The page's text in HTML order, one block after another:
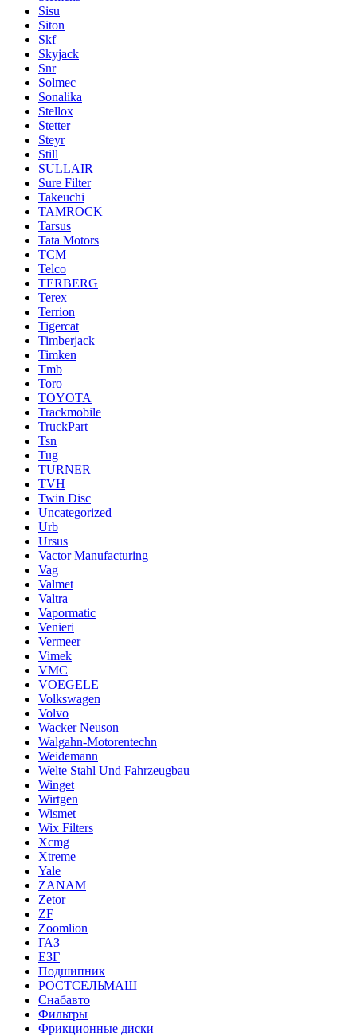
Sisu
Siton
Skf
Skyjack
Snr
Solmec
Sonalika
Stellox
Stetter
Steyr
Still
SULLAIR
Sure Filter
Takeuchi
TAMROCK
Tarsus
Tata Motors
TCM
Telco
TERBERG
Terex
Terrion
Tigercat
Timberjack
Timken
Tmb
Toro
TOYOTA
Trackmobile
TruckPart
Tsn
Tug
TURNER
TVH
Twin Disc
Uncategorized
Urb
Ursus
Vactor Manufacturing
Vag
Valmet
Valtra
Vapormatic
Venieri
Vermeer
Vimek
VMC
VOEGELE
Volkswagen
Volvo
Wacker Neuson
Walgahn-Motorentechn
Weidemann
Welte Stahl Und Fahrzeugbau
Winget
Wirtgen
Wismet
Wix Filters
Xcmg
Xtreme
Yale
ZANAM
Zetor
ZF
Zoomlion
ГАЗ
ЕЗГ
Подшипник
РОСТСЕЛЬМАШ
Снабавто
Фильтры
Фрикционные диски